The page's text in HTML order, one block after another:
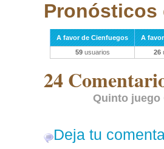
Pronósticos
A favor de Cienfuegos
A
59usuarios 26
24
Quinto juego
Deja tu